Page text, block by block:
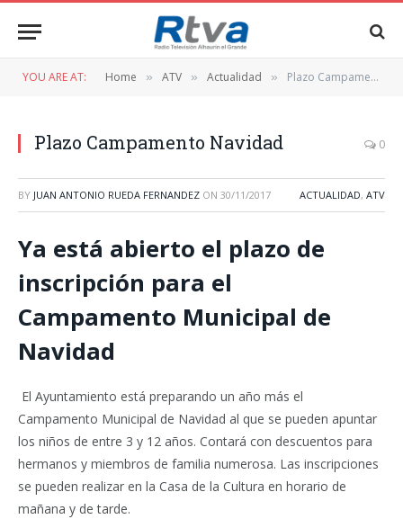
YOU ARE AT: Home » ATV » Actualidad » Plazo Campamento Navidad
Plazo Campamento Navidad 0
BY JUAN ANTONIO RUEDA FERNANDEZ ON 30/11/2017 ACTUALIDAD, ATV
Ya está abierto el plazo de
inscripción para el
Campamento Municipal de
Navidad
El Ayuntamiento está preparando un año más el
Campamento Municipal de Navidad al que se pueden apuntar
los niños de entre 3 y 12 años. Contará con descuentos para
hermanos y miembros de familia numerosa. Las inscripciones
se pueden realizar en la Casa de la Cultura en horario de
mañana y de tarde.